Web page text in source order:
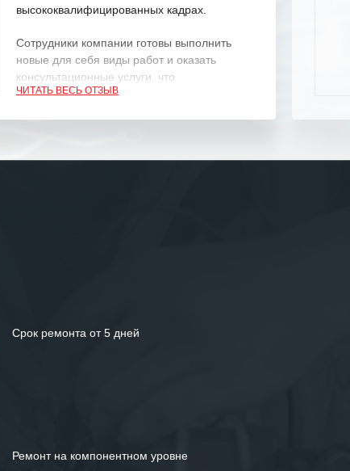
высококвалифицированных кадрах.
Сотрудники компании готовы выполнить
новые для себя виды работ и оказать
консультационные услуги, что
характеризует их как профессионалов
ответственного и надежного поставщика
ЧИТАТЬ ВЕСЬ ОТЗЫВ
Срок ремонта от 5 дней
Ремонт на компонентном уровне